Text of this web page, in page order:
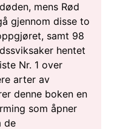
mens Rød
gjennom disse to
samt 98
hentet
Nr. 1 over
arter av
denne boken en
som åpner
de